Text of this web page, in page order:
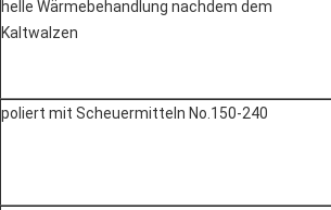
helle Wärmebehandlung nachdem dem
Kaltwalzen
poliert mit Scheuermitteln No.150-240